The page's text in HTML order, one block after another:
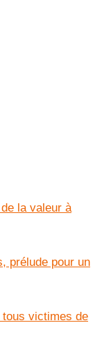
la valeur à
prélude pour un
victimes de